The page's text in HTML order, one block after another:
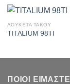
ΛΟΥΚΕΤΑ ΤΑΚΟΥ
TITALIUM 98TI
ΠΟΙΟΙ ΕΙΜΑΣΤΕ